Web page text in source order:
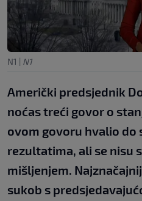
N1 | N1
Američki predsjednik
noćas treći govor o
ovom govoru hvalio do
rezultatima, ali se nisu
mišljenjem.
sukob s